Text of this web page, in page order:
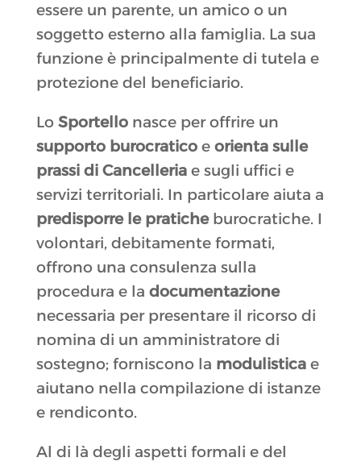
essere un parente, un amico o un
soggetto esterno alla famiglia. La sua
funzione è principalmente di tutela e
protezione del beneficiario.
Lo Sportellonasce per offrire un
supporto burocraticoe orienta sulle
prassi di Cancelleriae sugli uffici e
servizi territoriali. In particolare aiuta a
predisporre le praticheburocratiche. I
volontari, debitamente formati,
offrono una consulenza sulla
procedura e la documentazione
necessaria per presentare il ricorso di
nomina di un amministratore di
sostegno; forniscono la modulisticae
aiutano nella compilazione di istanze
e rendiconto.
Al di là degli aspetti formali e del